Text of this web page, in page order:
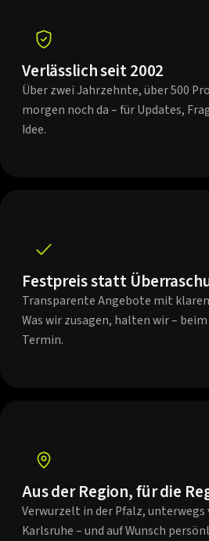
Verlässlich seit 2002
Über zwei Jahrzehnte, über 500
morgen noch da – für Updates,
Idee.
Festpreis statt
Transparente Angebote mit
Was wir zusagen, halten wir –
Termin.
Aus der Region, für die
Verwurzelt in der Pfalz,
Karlsruhe – und auf Wunsch